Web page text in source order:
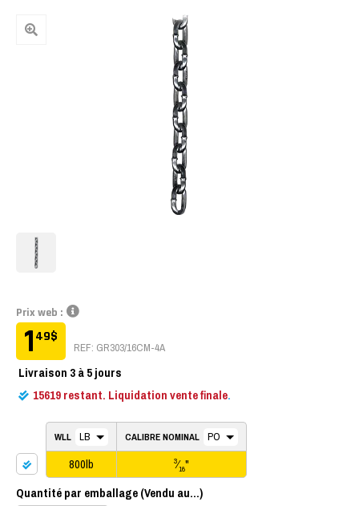
Prix web :
149$
REF: GR303/16CM-4A
Livraison3 à 5 jours
15619restant. Liquidation vente finale.
WLL
800lb
CALIBRE NOMINAL
3⁄16"
Quantité par emballage (Vendu au...)